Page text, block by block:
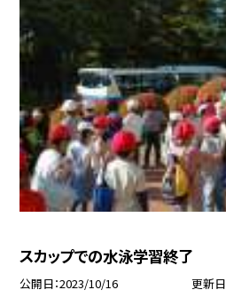
スカップでの水泳学習終了
公開日 2023/10/16 更新日